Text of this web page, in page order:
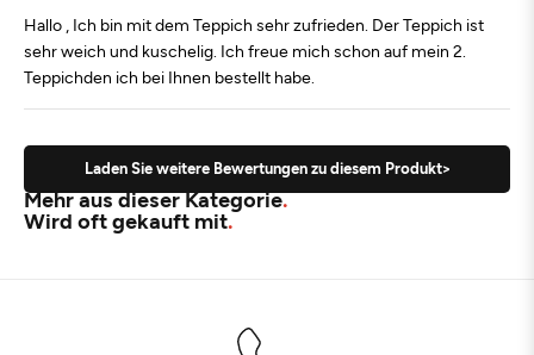
Hallo , Ich bin mit dem Teppich sehr zufrieden. Der Teppich ist
sehr weich und kuschelig. Ich freue mich schon auf mein 2.
Teppichden ich bei Ihnen bestellt habe.
Laden Sie weitere Bewertungen zu diesem Produkt>
Mehr aus dieser Kategorie
Wird oft gekauft mit